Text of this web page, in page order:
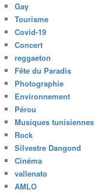
Gay
Tourisme
Covid-19
Concert
reggaeton
Fête du Paradis
Photographie
Environnement
Pérou
Musiques tunisiennes
Rock
Silvestre Dangond
Cinéma
vallenato
AMLO